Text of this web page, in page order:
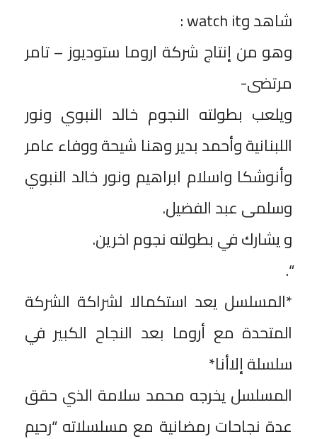
شاهد وwatch it :
‎وهو من إنتاج شركة اروما ستوديوز – تامر
مرتضى-
‎ويلعب بطولته النجوم خالد النبوي ونور
اللبنانية وأحمد بدير وهنا شيحة ووفاء عامر
وأنوشكا واسلام ابراهيم ونور خالد النبوي
وسلمى عبد الفضيل.
“.
‎*المسلسل يعد استكمالا لشراكة الشركة
المتحدة مع أروما بعد النجاح الكبير في
سلسلة إلاأنا*
‎المسلسل يخرجه محمد سلامة الذي حقق
عدة نجاحات رمضانية مع مسلسلاته “رحيم